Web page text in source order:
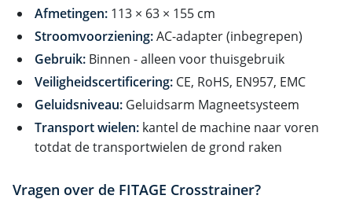
Afmetingen: 113 × 63 × 155 cm
Stroomvoorziening:AC-adapter (inbegrepen)
Gebruik: Binnen - alleen voor thuisgebruik
Veiligheidscertificering: CE, RoHS, EN957, EMC
Geluidsniveau: Geluidsarm Magneetsysteem
Transport wielen: kantel de machine naar voren
totdat de transportwielen de grond raken
Vragen over de FITAGE Crosstrainer?